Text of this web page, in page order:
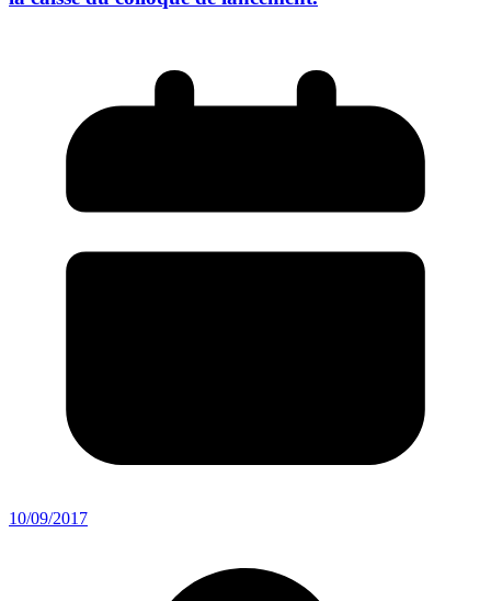
10/09/2017